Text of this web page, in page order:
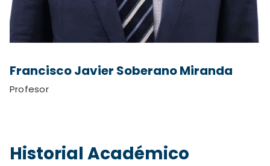
Francisco Javier Soberano Miranda
Profesor
Historial Académico